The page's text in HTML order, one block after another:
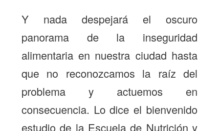
Y nada despejará el oscuro
panorama de la inseguridad
alimentaria en nuestra ciudad hasta
que no reconozcamos la raíz del
problema y actuemos en
consecuencia. Lo dice el bienvenido
estudio de la Escuela de Nutrición y